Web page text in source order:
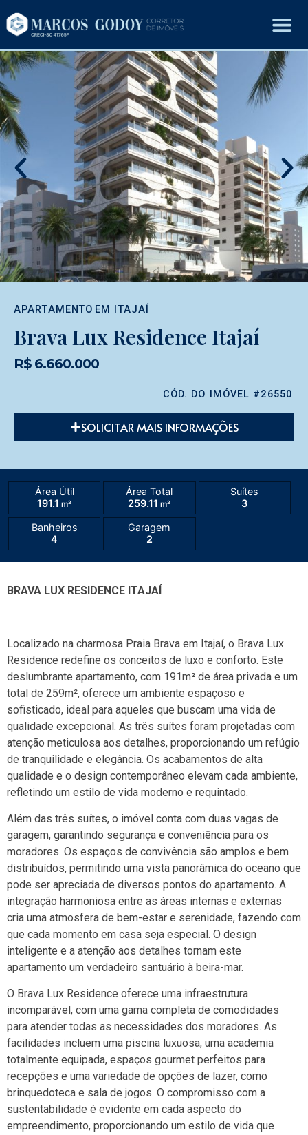
APARTAMENTO EM ITAJAÍ
Brava Lux Residence Itajaí
R$ 6.660.000
CÓD. DO IMÓVEL #26550
SOLICITAR MAIS INFORMAÇÕES
Área Útil
191.1 m²
Área Total
259.11 m²
Suítes
3
Banheiros
4
Garagem
2
BRAVA LUX RESIDENCE ITAJAÍ
Localizado na charmosa Praia Brava em Itajaí, o Brava Lux
Residence redefine os conceitos de luxo e conforto. Este
deslumbrante apartamento, com 191m² de área privada e um
total de 259m², oferece um ambiente espaçoso e
sofisticado, ideal para aqueles que buscam uma vida de
qualidade excepcional. As três suítes foram projetadas com
atenção meticulosa aos detalhes, proporcionando um refúgio
de tranquilidade e elegância. Os acabamentos de alta
qualidade e o design contemporâneo elevam cada ambiente,
refletindo um estilo de vida moderno e requintado.
Além das três suítes, o imóvel conta com duas vagas de
garagem, garantindo segurança e conveniência para os
moradores. Os espaços de convivência são amplos e bem
distribuídos, permitindo uma vista panorâmica do oceano que
pode ser apreciada de diversos pontos do apartamento. A
integração harmoniosa entre as áreas internas e externas
cria uma atmosfera de bem-estar e serenidade, fazendo com
que cada momento em casa seja especial. O design
inteligente e a atenção aos detalhes tornam este
apartamento um verdadeiro santuário à beira-mar.
O Brava Lux Residence oferece uma infraestrutura
incomparável, com uma gama completa de comodidades
para atender todas as necessidades dos moradores. As
facilidades incluem uma piscina luxuosa, uma academia
totalmente equipada, espaços gourmet perfeitos para
recepções e uma variedade de opções de lazer, como
brinquedoteca e sala de jogos. O compromisso com a
sustentabilidade é evidente em cada aspecto do
empreendimento, proporcionando um estilo de vida que